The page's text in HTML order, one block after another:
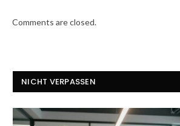
Comments are closed.
NICHT VERPASSEN